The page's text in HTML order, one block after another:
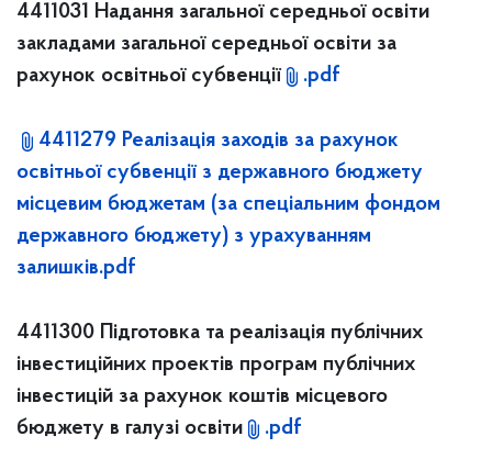
4411031 Надання загальної середньої освіти
закладами загальної середньої освіти за
рахунок освітньої субвенції
.pdf
4411279 Реалізація заходів за рахунок
освітньої субвенції з державного бюджету
місцевим бюджетам (за спеціальним фондом
державного бюджету) з урахуванням
залишків.pdf
4411300 Підготовка та реалізація публічних
інвестиційних проектів програм публічних
інвестицій за рахунок коштів місцевого
бюджету в галузі освіти
.pdf